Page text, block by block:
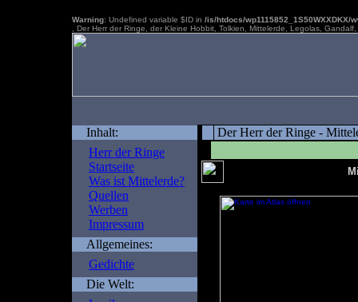
Warning: Undefined variable $ID in /is/htdocs/
, Der Herr der Ringe, der Kleine Hobbit, Tolkien, Mittelerde, Legolas,
Inhalt:
Herr der Ringe
Startseite
Was ist Mittelerde?
Quellen
Werben
Impressum
Allgemeines:
Gedichte
Die Welt:
Der Herr der Ringe -